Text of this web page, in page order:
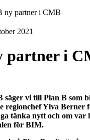
ny partner i CMB
2021
partner i
vi till Plan B som
regionchef Ylva Berner
tänka nytt och om var
för BIM.